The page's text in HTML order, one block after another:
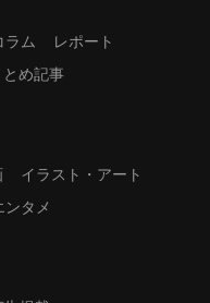
ラム
レポート
め記事
イラスト・アート
ンタメ